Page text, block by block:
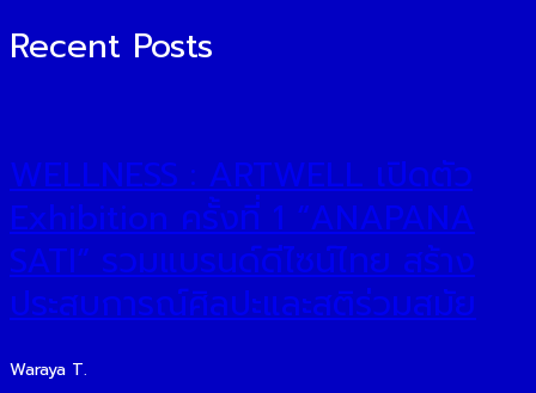
Recent Posts
WELLNESS : ARTWELL เปิดตัว
Exhibition ครั้งที่ 1 “ANAPANA
SATI” รวมแบรนด์ดีไซน์ไทย สร้าง
ประสบการณ์ศิลปะและสติร่วมสมัย
Waraya T.